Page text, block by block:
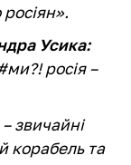
Усика:
росія –
звичайні
корабель та